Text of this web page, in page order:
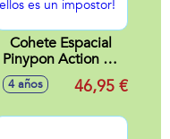
Cohete Espacial
Pinypon Action de
4 plantas, incluidas
2 figuras de
4 años 46,95 €